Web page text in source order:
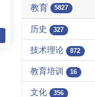
教育 5827
历史 327
技术理论 872
教育培训 16
文化 356